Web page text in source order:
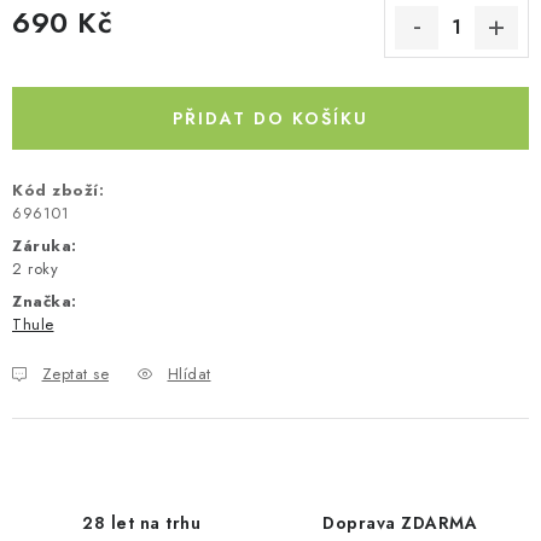
690 Kč
PŘIDAT DO KOŠÍKU
Kód zboží:
696101
Záruka:
2 roky
Značka:
Thule
Zeptat se Hlídat
28 let na trhu Doprava ZDARMA